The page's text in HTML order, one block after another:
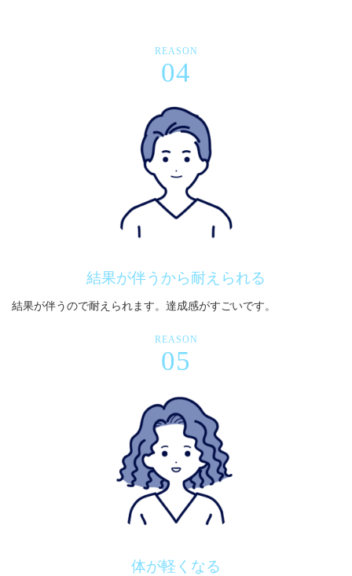
REASON
04
結果が伴うから耐えられる
結果が伴うので耐えられます。達成感がすごいです。
REASON
05
体が軽くなる